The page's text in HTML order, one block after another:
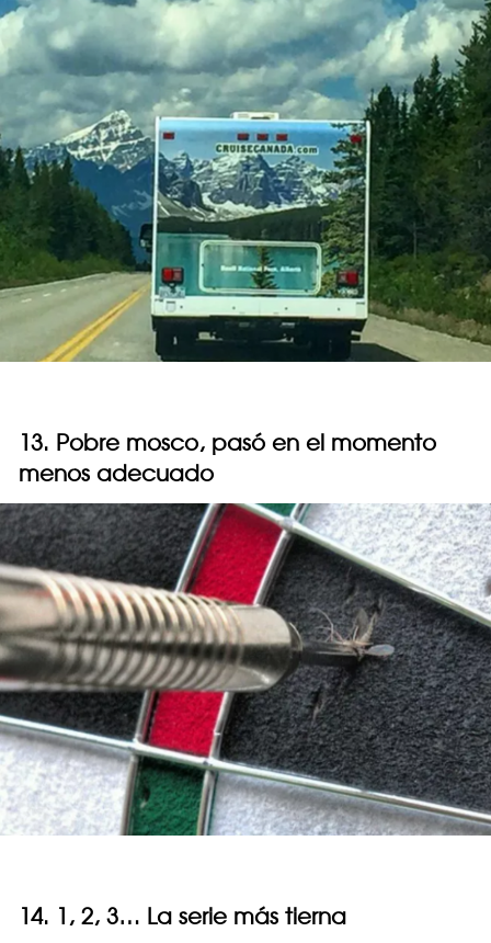
13. Pobre mosco, pasó en el momento
menos adecuado
14. 1, 2, 3… La serie más tierna